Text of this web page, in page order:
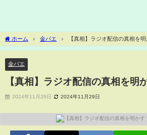
ホーム 金バエ 【真相】ラジオ配信の真相を明
金バエ
【真相】ラジオ配信の真相を明
2024年11月29日 2024年11月29日